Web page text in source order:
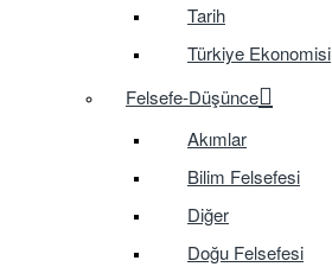
Tarih
Türkiye Ekonomisi
Felsefe-Düşünce
Akımlar
Bilim Felsefesi
Diğer
Doğu Felsefesi